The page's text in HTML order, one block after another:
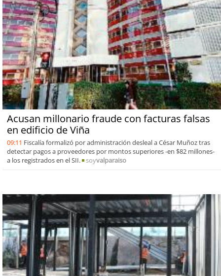
Acusan millonario fraude con facturas falsas
en edificio de Viña
09:11 Fiscalía formalizó por administración desleal a César Muñoz tras
detectar pagos a proveedores por montos superiores -en $82 millones-
a los registrados en el SII.
soyvalparaiso